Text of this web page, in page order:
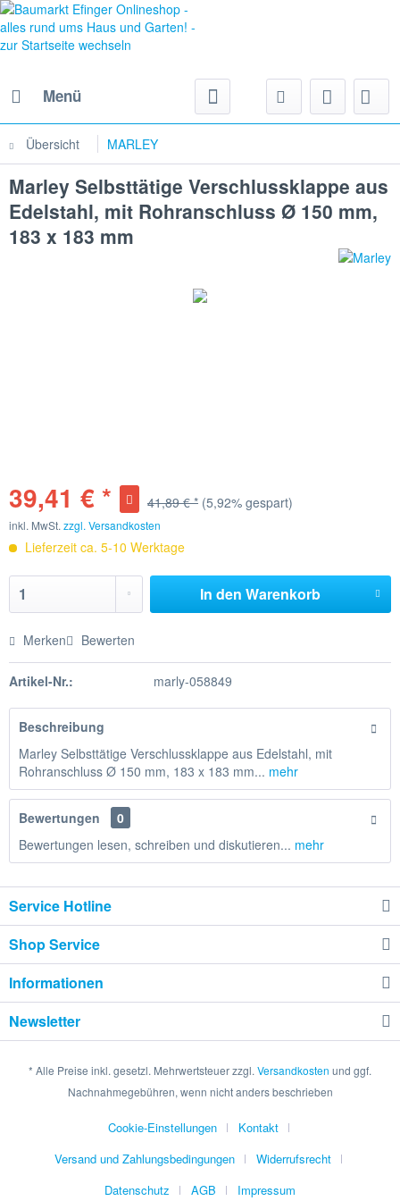
Menü
Übersicht MARLEY
Marley Selbsttätige Verschlussklappe aus
Edelstahl, mit Rohranschluss Ø 150 mm,
183 x 183 mm
39,41 € * 41,89 € * (5,92% gespart)
inkl. MwSt. zzgl. Versandkosten
Lieferzeit ca. 5-10 Werktage
In den Warenkorb
Merken Bewerten
Artikel-Nr.: marly-058849
Beschreibung
Marley Selbsttätige Verschlussklappe aus Edelstahl, mit
Rohranschluss Ø 150 mm, 183 x 183 mm... mehr
Bewertungen
0
Bewertungen lesen, schreiben und diskutieren... mehr
Service Hotline
Shop Service
Informationen
Newsletter
* Alle Preise inkl. gesetzl. Mehrwertsteuer zzgl. Versandkosten und ggf.
Nachnahmegebühren, wenn nicht anders beschrieben
Cookie-Einstellungen
Kontakt
Versand und Zahlungsbedingungen
Widerrufsrecht
Datenschutz
AGB Impressum